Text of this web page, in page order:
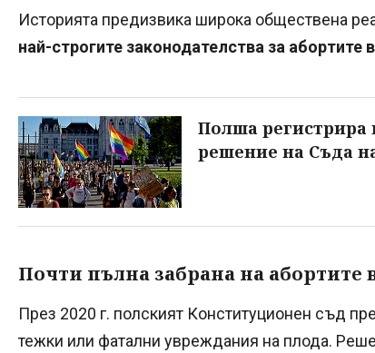
Историята предизвика широка обществена
най-строгите законодателства за абортите
Полша регистрира
решение на Съда
Почти пълна забрана на абортите
През 2020 г. полският Конституционен съд
тежки или фатални увреждания на плода.